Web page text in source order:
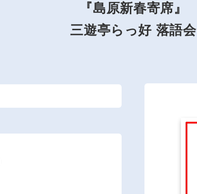
『島原新春寄席』
三遊亭らっ好 落語会